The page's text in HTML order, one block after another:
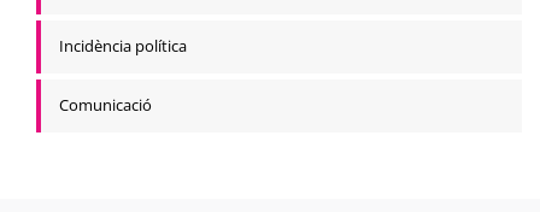
Incidència política
Comunicació